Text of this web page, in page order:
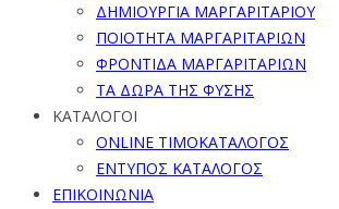
ΔΗΜΙΟΥΡΓΙΑ ΜΑΡΓΑΡΙΤΑΡΙΟΥ
ΠΟΙΟΤΗΤΑ ΜΑΡΓΑΡΙΤΑΡΙΩΝ
ΦΡΟΝΤΙΔΑ ΜΑΡΓΑΡΙΤΑΡΙΩΝ
ΤΑ ΔΩΡΑ ΤΗΣ ΦΥΣΗΣ
ΚΑΤΑΛΟΓΟΙ
ONLINE ΤΙΜΟΚΑΤΑΛΟΓΟΣ
ΕΝΤΥΠΟΣ ΚΑΤΑΛΟΓΟΣ
ΕΠΙΚΟΙΝΩΝΙΑ